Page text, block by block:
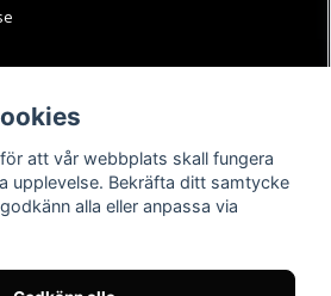
Instagram
Youtube
TikTok
att vår webbplats skall fungera
upplevelse. Bekräfta ditt samtycke
alla eller anpassa via